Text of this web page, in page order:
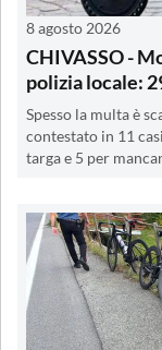
8 agosto 2026
CHIVASSO -
polizia locale:
Spesso la multa è
contestato in 11
targa e 5 per